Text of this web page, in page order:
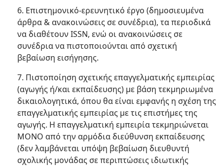
6. Επιστημονικό-ερευνητικό έργο (δημοσιευμένα
άρθρα & ανακοινώσεις σε συνέδρια), τα περιοδικά
να διαθέτουν ISSN, ενώ οι ανακοινώσεις σε
συνέδρια να πιστοποιούνται από σχετική
βεβαίωση εισήγησης.
7. Πιστοποίηση σχετικής επαγγελματικής εμπειρίας
(αγωγής ή/και εκπαίδευσης) με βάση τεκμηριωμένα
δικαιολογητικά, όπου θα είναι εμφανής η σχέση της
επαγγελματικής εμπειρίας με τις επιστήμες της
αγωγής. Η επαγγελματική εμπειρία τεκμηριώνεται
ΜΟΝΟ από την αρμόδια διεύθυνση εκπαίδευσης
(δεν λαμβάνεται υπόψη βεβαίωση διευθυντή
σχολικής μονάδας σε περιπτώσεις ιδιωτικής